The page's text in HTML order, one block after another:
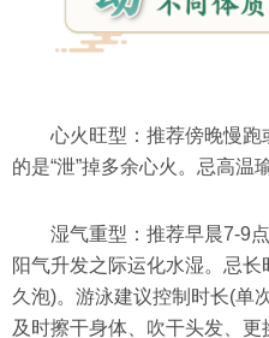
心火旺型：推荐傍晚慢跑
的是“泄”掉多余心火。忌高温
湿气重型：推荐早晨7-9
阳气升发之际运化水湿。忌
久泡)。游泳建议控制时长(单
及时擦干身体、吹干头发、